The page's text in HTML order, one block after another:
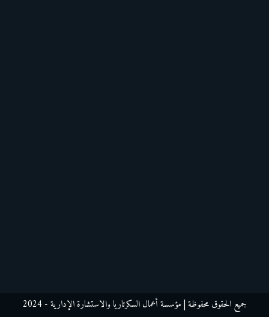
جميع الحقوق محفوظة| مؤسسة أعمال السكرتاريا والاستشارة الإدارية - 2024